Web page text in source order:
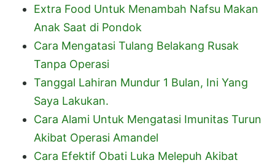
Extra Food Untuk Menambah Nafsu Makan
Anak Saat di Pondok
Cara Mengatasi Tulang Belakang Rusak
Tanpa Operasi
Tanggal Lahiran Mundur 1 Bulan, Ini Yang
Saya Lakukan.
Cara Alami Untuk Mengatasi Imunitas Turun
Akibat Operasi Amandel
Cara Efektif Obati Luka Melepuh Akibat